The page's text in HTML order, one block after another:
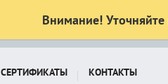
Внимание!
СЕРТИФИКАТЫ КОНТАКТЫ